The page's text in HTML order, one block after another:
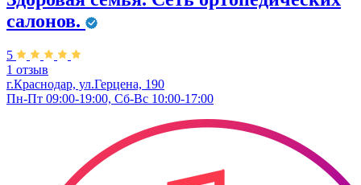
салонов.
5
1 отзыв
г.Краснодар, ул.Герцена, 190
Пн-Пт 09:00-19:00, Сб-Вс 10:00-17:00